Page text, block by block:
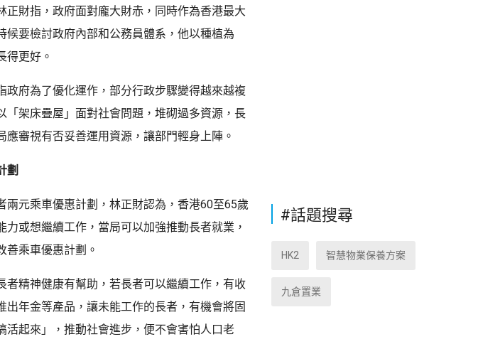
財指，政府面對龐大財赤，同時作為香港最大
要檢討政府內部和公務員體系，他以種植為
得更好。
府為了優化運作，部分行政步驟變得越來越複
架床疊屋」面對社會問題，堆砌過多資源，長
審視有否妥善運用資源，讓部門輕身上陣。
劃
元乘車優惠計劃，林正財認為，香港60至65歲
或想繼續工作，當局可以加強推動長者就業，
善乘車優惠計劃。
精神健康有幫助，若長者可以繼續工作，有收
年金等產品，讓未能工作的長者，有機會將固
活起來」，推動社會進步，便不會害怕人口老
#話題搜尋
HK2 智慧物業保養方案
九倉置業